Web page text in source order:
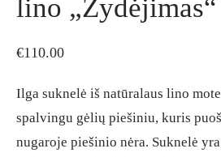
lino „Žydėjimas“
€110.00
Ilga suknelė iš natūralaus lino
spalvingu gėlių piešiniu, kuris
nugaroje piešinio nėra. Suknelė